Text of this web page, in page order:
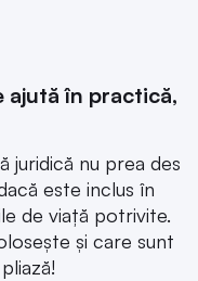
în practică,
juridică nu prea des
este inclus în
de viață potrivite.
și care sunt